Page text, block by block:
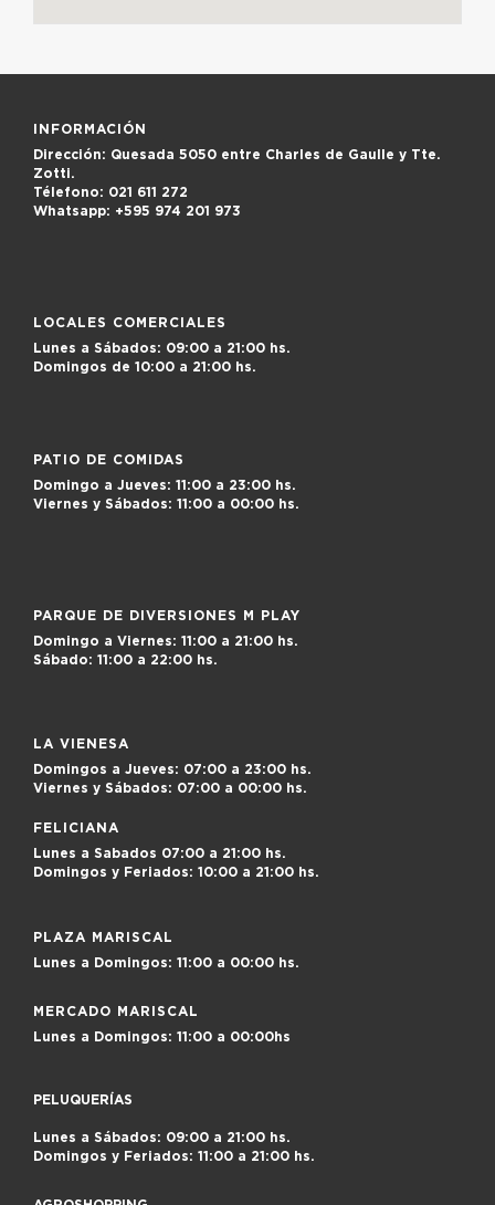
INFORMACIÓN
Dirección: Quesada 5050 entre Charles de Gaulle y Tte.
Zotti.
Télefono: 021 611 272
Whatsapp: +595 974 201 973
LOCALES COMERCIALES
Lunes a Sábados: 09:00 a 21:00 hs.
Domingos de 10:00 a 21:00 hs.
PATIO DE COMIDAS
Domingo a Jueves: 11:00 a 23:00 hs.
Viernes y Sábados: 11:00 a 00:00 hs.
PARQUE DE DIVERSIONES M PLAY
Domingo a Viernes: 11:00 a 21:00 hs.
Sábado: 11:00 a 22:00 hs.
LA VIENESA
Domingos a Jueves: 07:00 a 23:00 hs.
Viernes y Sábados: 07:00 a 00:00 hs.
FELICIANA
Lunes a Sabados 07:00 a 21:00 hs.
Domingos y Feriados: 10:00 a 21:00 hs.
PLAZA MARISCAL
Lunes a Domingos: 11:00 a 00:00 hs.
MERCADO MARISCAL
Lunes a Domingos: 11:00 a 00:00hs
PELUQUERÍAS
Lunes a Sábados: 09:00 a 21:00 hs.
Domingos y Feriados: 11:00 a 21:00 hs.